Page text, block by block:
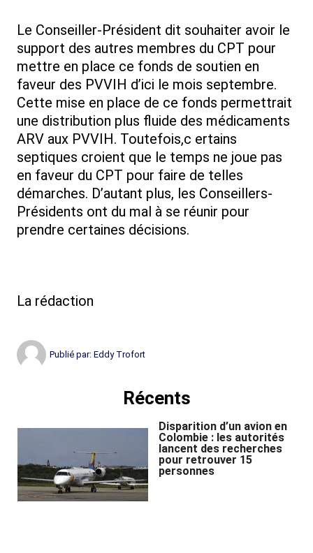
Le Conseiller-Président dit souhaiter avoir le
support des autres membres du CPT pour
mettre en place ce fonds de soutien en
faveur des PVVIH d’ici le mois septembre.
Cette mise en place de ce fonds permettrait
une distribution plus fluide des médicaments
ARV aux PVVIH. Toutefois,c ertains
septiques croient que le temps ne joue pas
en faveur du CPT pour faire de telles
démarches. D’autant plus, les Conseillers-
Présidents ont du mal à se réunir pour
prendre certaines décisions.
La rédaction
Publié par: Eddy Trofort
Récents
Disparition d’un avion en
Colombie : les autorités
lancent des recherches
pour retrouver 15
personnes